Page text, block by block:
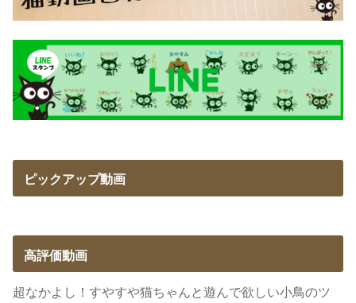
ピックアップ動画
高評価動画
超なかよし！すやすや猫ちゃんと遊んで欲しい小鳥のツ